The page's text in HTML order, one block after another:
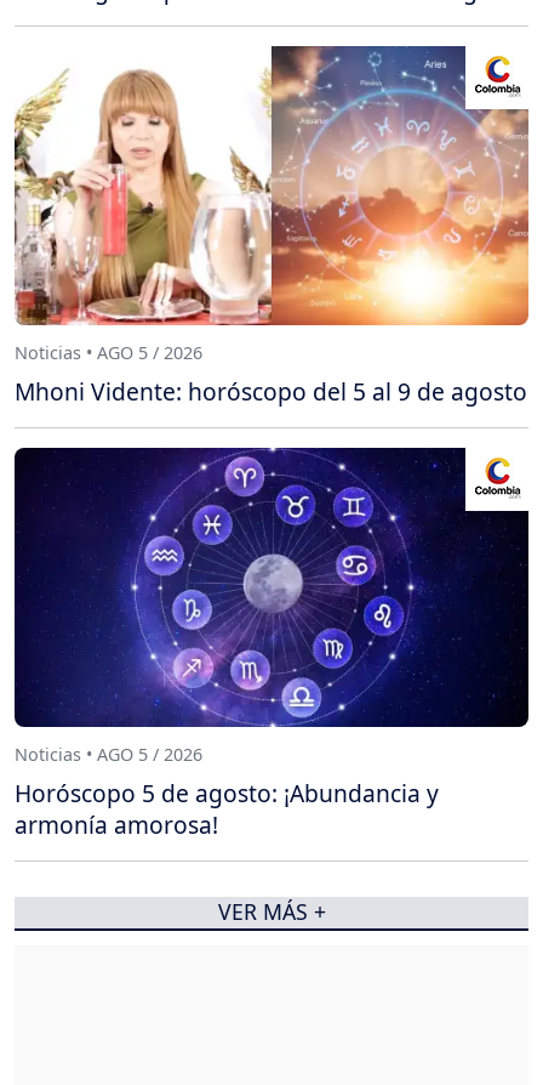
Noticias • AGO 5 / 2026
Mhoni Vidente: horóscopo del 5 al 9 de agosto
Noticias • AGO 5 / 2026
Horóscopo 5 de agosto: ¡Abundancia y
armonía amorosa!
VER MÁS +